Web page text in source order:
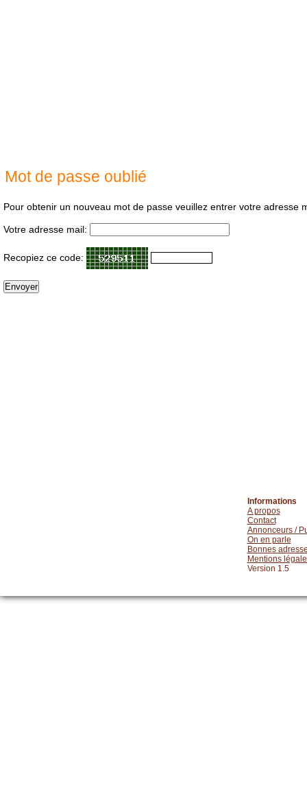
Mot de passe oublié
Pour obtenir un nouveau mot de passe veuillez entrer votre adresse
Votre adresse mail:
Recopiez ce code:
Informations
A propos
Contact
Annonceurs /
On en parle
Bonnes
Mentions
Version 1.5